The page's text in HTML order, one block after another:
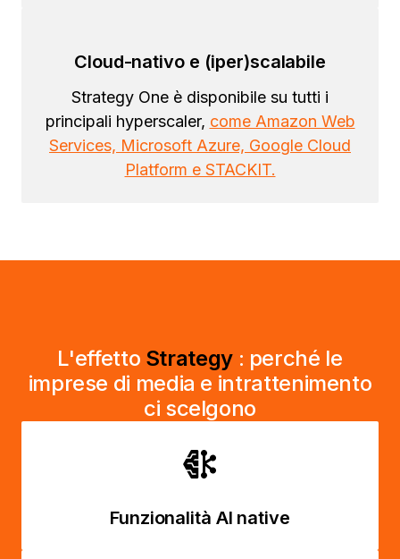
Cloud-nativo e (iper)scalabile
Strategy One è disponibile su tutti i
principali hyperscaler, come Amazon Web
Services, Microsoft Azure, Google Cloud
Platform e STACKIT.
L'effetto Strategy: perché le
imprese di media e intrattenimento
ci scelgono
Funzionalità AI native